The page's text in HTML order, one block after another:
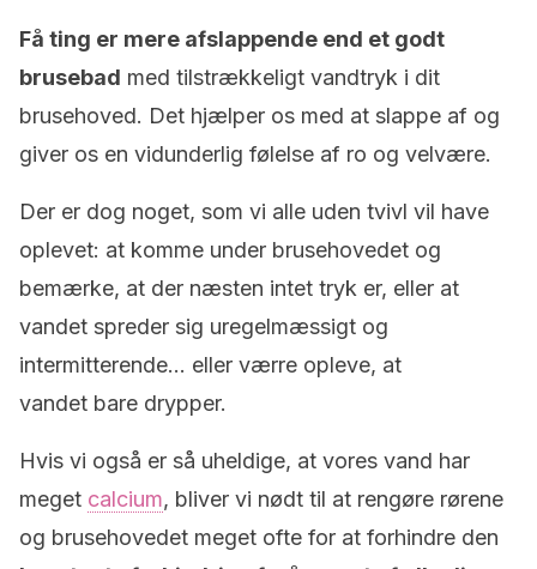
Få ting er mere afslappende end et godt
brusebad med tilstrækkeligt vandtryk i dit
brusehoved. Det hjælper os med at slappe af og
giver os en vidunderlig følelse af ro og velvære.
Der er dog noget, som vi alle uden tvivl vil have
oplevet: at komme under brusehovedet og
bemærke, at der næsten intet tryk er, eller at
vandet spreder sig uregelmæssigt og
intermitterende… eller værre opleve, at
vandet bare drypper.
Hvis vi også er så uheldige, at vores vand har
meget calcium, bliver vi nødt til at rengøre rørene
og brusehovedet meget ofte for at forhindre den